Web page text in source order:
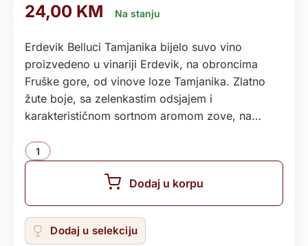
24,00 KM Na stanju
Erdevik Belluci Tamjanika bijelo suvo vino
proizvedeno u vinariji Erdevik, na obroncima
Fruške gore, od vinove loze Tamjanika. Zlatno
žute boje, sa zelenkastim odsjajem i
karakterističnom sortnom aromom zove, na…
Količina
Dodaj u korpu
Dodaj u selekciju